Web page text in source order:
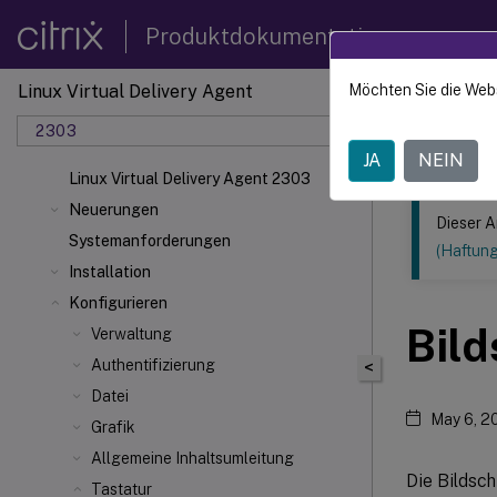
Produktdokumentation
Linux Virtual Delivery Agent
2303
Linux Virtual Delivery Agent 2303
Neuerungen
Systemanforderungen
Installation
Konfigurieren
Verwaltung
Authentifizierung
Datei
Grafik
Allgemeine Inhaltsumleitung
Tastatur
Dieser Inhalt
Linux
<
Dieser
May 6,
Die
Möchten Sie die
JA NEIN